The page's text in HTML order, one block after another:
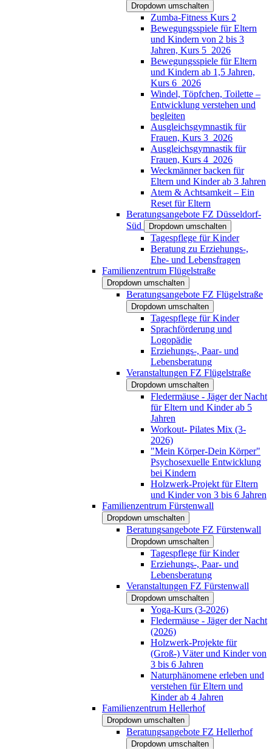
Dropdown umschalten
Zumba-Fitness Kurs 2
Bewegungsspiele für Eltern
und Kindern von 2 bis 3
Jahren, Kurs 5_2026
Bewegungsspiele für Eltern
und Kindern ab 1,5 Jahren,
Kurs 6_2026
Windel, Töpfchen, Toilette –
Entwicklung verstehen und
begleiten
Ausgleichsgymnastik für
Frauen, Kurs 3_2026
Ausgleichsgymnastik für
Frauen, Kurs 4_2026
Weckmänner backen für
Eltern und Kinder ab 3 Jahren
Atem & Achtsamkeit – Ein
Reset für Eltern
Beratungsangebote FZ Düsseldorf-
Süd
Dropdown umschalten
Tagespflege für Kinder
Beratung zu Erziehungs-,
Ehe- und Lebensfragen
Familienzentrum Flügelstraße
Dropdown umschalten
Beratungsangebote FZ Flügelstraße
Dropdown umschalten
Tagespflege für Kinder
Sprachförderung und
Logopädie
Erziehungs-, Paar- und
Lebensberatung
Veranstaltungen FZ Flügelstraße
Dropdown umschalten
Fledermäuse - Jäger der Nacht
für Eltern und Kinder ab 5
Jahren
Workout- Pilates Mix (3-
2026)
"Mein Körper-Dein Körper"
Psychosexuelle Entwicklung
bei Kindern
Holzwerk-Projekt für Eltern
und Kinder von 3 bis 6 Jahren
Familienzentrum Fürstenwall
Dropdown umschalten
Beratungsangebote FZ Fürstenwall
Dropdown umschalten
Tagespflege für Kinder
Erziehungs-, Paar- und
Lebensberatung
Veranstaltungen FZ Fürstenwall
Dropdown umschalten
Yoga-Kurs (3-2026)
Fledermäuse - Jäger der Nacht
(2026)
Holzwerk-Projekte für
(Groß-) Väter und Kinder von
3 bis 6 Jahren
Naturphänomene erleben und
verstehen für Eltern und
Kinder ab 4 Jahren
Familienzentrum Hellerhof
Dropdown umschalten
Beratungsangebote FZ Hellerhof
Dropdown umschalten